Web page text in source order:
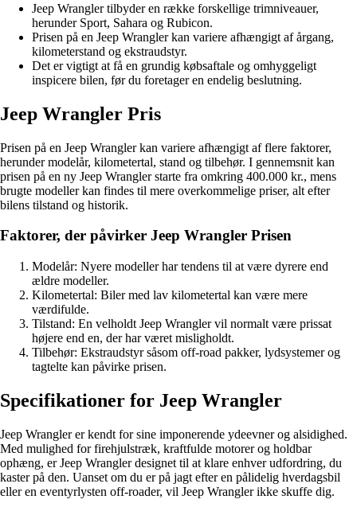
Jeep Wrangler tilbyder en række forskellige trimniveauer,
herunder Sport, Sahara og Rubicon.
Prisen på en Jeep Wrangler kan variere afhængigt af årgang,
kilometerstand og ekstraudstyr.
Det er vigtigt at få en grundig købsaftale og omhyggeligt
inspicere bilen, før du foretager en endelig beslutning.
Jeep Wrangler Pris
Prisen på en Jeep Wrangler kan variere afhængigt af flere faktorer,
herunder modelår, kilometertal, stand og tilbehør. I gennemsnit kan
prisen på en ny Jeep Wrangler starte fra omkring 400.000 kr., mens
brugte modeller kan findes til mere overkommelige priser, alt efter
bilens tilstand og historik.
Faktorer, der påvirker Jeep Wrangler Prisen
Modelår: Nyere modeller har tendens til at være dyrere end
ældre modeller.
Kilometertal: Biler med lav kilometertal kan være mere
værdifulde.
Tilstand: En velholdt Jeep Wrangler vil normalt være prissat
højere end en, der har været misligholdt.
Tilbehør: Ekstraudstyr såsom off-road pakker, lydsystemer og
tagtelte kan påvirke prisen.
Specifikationer for Jeep Wrangler
Jeep Wrangler er kendt for sine imponerende ydeevner og alsidighed.
Med mulighed for firehjulstræk, kraftfulde motorer og holdbar
ophæng, er Jeep Wrangler designet til at klare enhver udfordring, du
kaster på den. Uanset om du er på jagt efter en pålidelig hverdagsbil
eller en eventyrlysten off-roader, vil Jeep Wrangler ikke skuffe dig.